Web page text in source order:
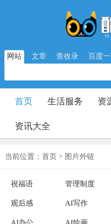
网站 文章 查收录 百度
首页 生活服务 资
资讯大全
当前位置： 首页 > 图片外链
祝福语 管理制度
观后感 AI写作